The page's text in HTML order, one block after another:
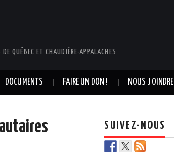
QUÉBEC ET CHAUDIÈRE-APPALACHES
DOCUMENTS FAIRE UN DON ! NOUS JOINDRE
SUIVEZ-NOUS